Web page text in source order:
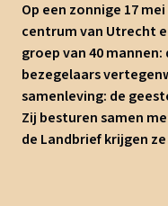
Op een zonnige 17
centrum van Utrecht
groep van 40
bezegelaars
samenleving: de
Zij besturen samen
de Landbrief krijgen